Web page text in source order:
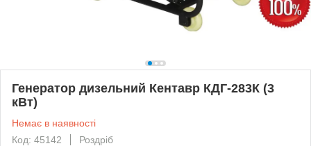
Генератор дизельний Кентавр КДГ-283К (3
кВт)
Немає в наявності
Код: 45142
Роздріб